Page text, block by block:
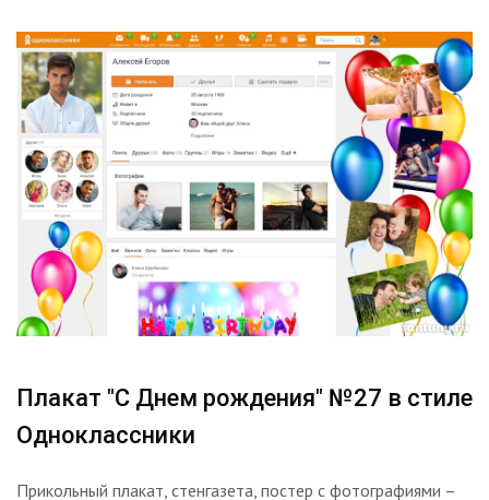
Плакат "С Днем рождения" №27 в стиле
Одноклассники
Прикольный плакат, стенгазета, постер с фотографиями –